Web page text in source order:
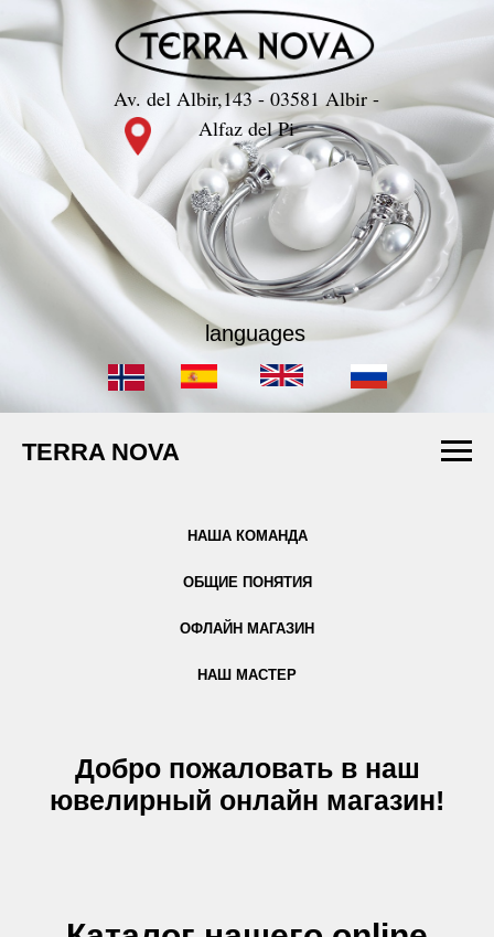
Av. del Albir,143 - 03581 Albir -
Alfaz del Pi
languages
TERRA NOVA
НАША КОМАНДА
ОБЩИЕ ПОНЯТИЯ
ОФЛАЙН МАГАЗИН
НАШ МАСТЕР
Добро пожаловать в наш
ювелирный онлайн магазин!